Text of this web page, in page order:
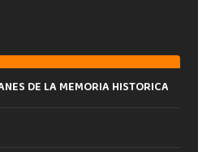
DE LA MEMORIA HISTORICA